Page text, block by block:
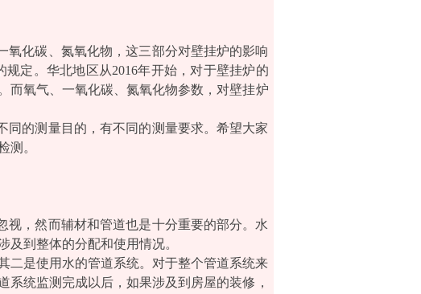
氧化碳、氮氧化物，这三部分对壁挂炉的影响
定。华北地区从2016年开始，对于壁挂炉的
而氧气、一氧化碳、氮氧化物参数，对壁挂炉
同的测量目的，有不同的测量要求。希望大家
测。
视，然而辅材和管道也是十分重要的部分。水
到整体的分配和使用情况。
二是使用水的管道系统。对于整个管道系统来
统监测完成以后，如果涉及到房屋的装修，